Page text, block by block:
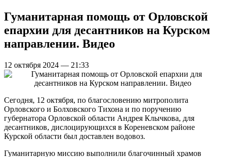
Гуманитарная помощь от Орловской
епархии для десантников на Курском
направлении. Видео
12 октября 2024 — 21:33
Сегодня, 12 октября, по благословению митрополита
Орловского и Болховского Тихона и по поручению
губернатора Орловской области Андрея Клычкова, для
десантников, дислоцирующихся в Кореневском районе
Курской области был доставлен водовоз.
Гуманитарную миссию выполнили благочинный храмов